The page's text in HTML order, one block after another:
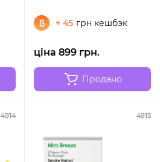
+ 45 грн кешбэк
ціна 899 грн.
Продано
4914 4915